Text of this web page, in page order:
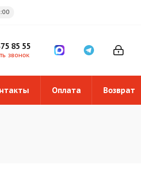
85 55
звонок
Оплата Возврат